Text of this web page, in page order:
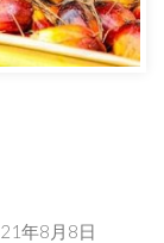
年8月8日